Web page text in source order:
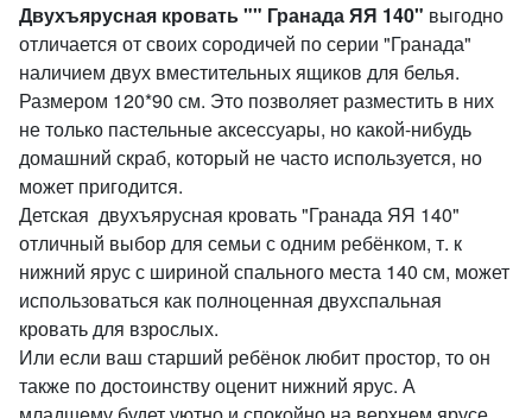
Двухъярусная кровать "" Гранада ЯЯ 140" выгодно
отличается от своих сородичей по серии "Гранада"
наличием двух вместительных ящиков для белья.
Размером 120*90 см. Это позволяет разместить в них
не только пастельные аксессуары, но какой-нибудь
домашний скраб, который не часто используется, но
может пригодится.
Детская двухъярусная кровать "Гранада ЯЯ 140"
отличный выбор для семьи с одним ребёнком, т. к
нижний ярус с шириной спального места 140 см, может
использоваться как полноценная двухспальная
кровать для взрослых.
Или если ваш старший ребёнок любит простор, то он
также по достоинству оценит нижний ярус. А